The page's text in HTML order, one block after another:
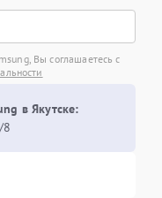
Вы соглашаетесь с
в Якутске:
8